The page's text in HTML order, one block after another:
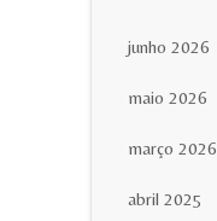
junho 2026
maio 2026
março 2026
abril 2025